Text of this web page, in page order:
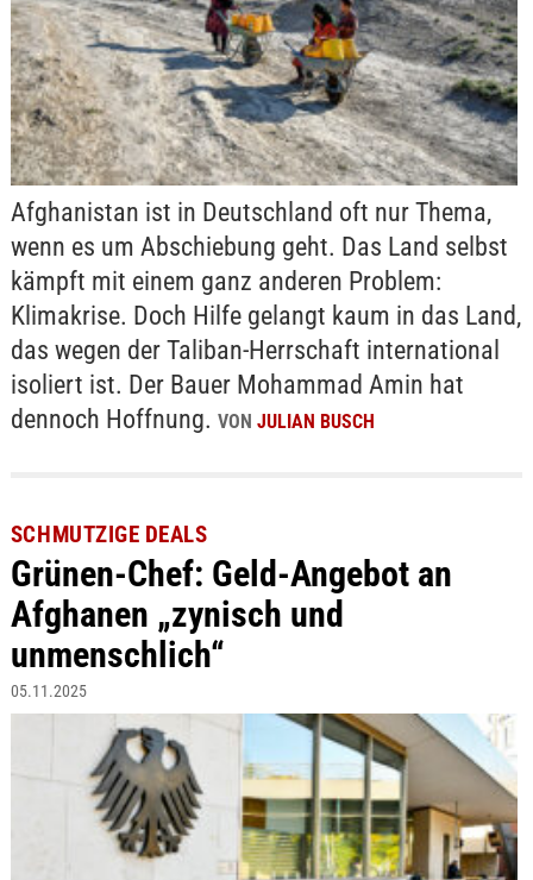
Afghanistan ist in Deutschland oft nur Thema,
wenn es um Abschiebung geht. Das Land selbst
kämpft mit einem ganz anderen Problem:
Klimakrise. Doch Hilfe gelangt kaum in das Land,
das wegen der Taliban-Herrschaft international
isoliert ist. Der Bauer Mohammad Amin hat
dennoch Hoffnung. VON JULIAN BUSCH
SCHMUTZIGE DEALS
Grünen-Chef: Geld-Angebot an
Afghanen „zynisch und
unmenschlich“
05.11.2025